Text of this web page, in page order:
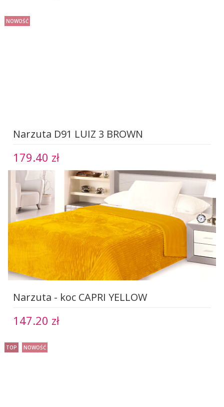
NOWOŚĆ
Narzuta D91 LUIZ 3 BROWN
179.40 zł
Narzuta - koc CAPRI YELLOW
147.20 zł
TOP NOWOŚĆ